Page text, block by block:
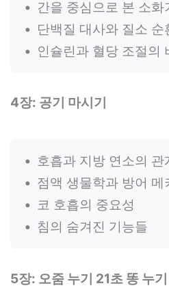
간을 중심으로 본 소화
단백질 대사와 질소 순
인슐린과 혈당 조절의
4장: 공기 마시기
호흡과 지방 연소의 관
점액 생물학과 방어 메
코 호흡의 중요성
침의 숨겨진 기능들
5장: 오줌 누기 21초 똥 누